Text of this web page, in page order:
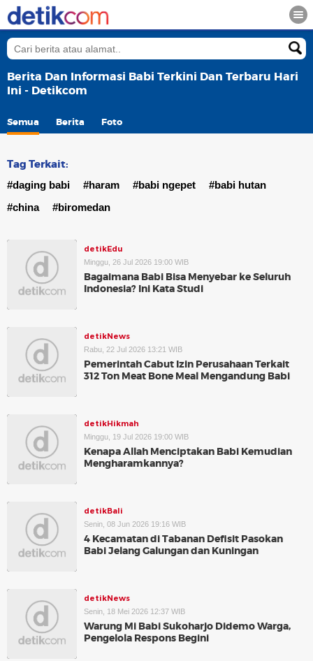
Berita Dan Informasi Babi Terkini Dan Terbaru Hari
Ini - Detikcom
Semua Berita Foto
Tag Terkait:
#daging babi #haram #babi ngepet
#babi hutan
#china
#biromedan
detikEdu
Minggu, 26 Jul 2026 19:00 WIB
Bagaimana Babi Bisa Menyebar ke Seluruh
Indonesia? Ini Kata Studi
detikNews
Rabu, 22 Jul 2026 13:21 WIB
Pemerintah Cabut Izin Perusahaan Terkait
312 Ton Meat Bone Meal Mengandung Babi
detikHikmah
Minggu, 19 Jul 2026 19:00 WIB
Kenapa Allah Menciptakan Babi Kemudian
Mengharamkannya?
detikBali
Senin, 08 Jun 2026 19:16 WIB
4 Kecamatan di Tabanan Defisit Pasokan
Babi Jelang Galungan dan Kuningan
detikNews
Senin, 18 Mei 2026 12:37 WIB
Warung Mi Babi Sukoharjo Didemo Warga,
Pengelola Respons Begini